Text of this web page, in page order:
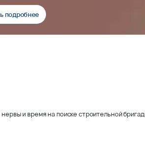
подробнее
и время на поиске строительной